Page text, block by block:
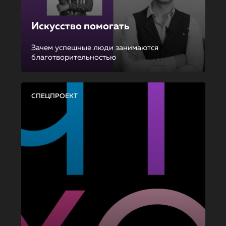
Искусство помогать
Зачем успешные люди занимаются
благотворительностью
СПЕЦПРОЕКТ